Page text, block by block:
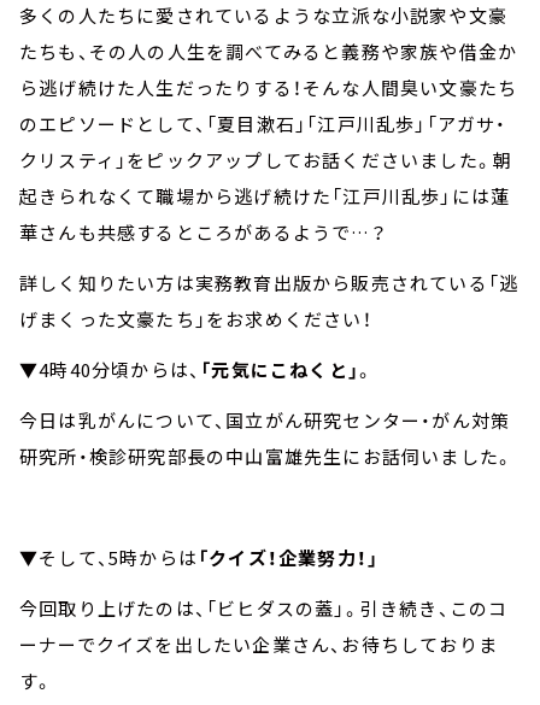
多くの人たちに愛されているような立派な小説家や文豪
たちも、その人の人生を調べてみると義務や家族や借金か
ら逃げ続けた人生だったりする！そんな人間臭い文豪たち
のエピソードとして、「夏目漱石」「江戸川乱歩」「アガサ・
クリスティ」をピックアップしてお話くださいました。朝
起きられなくて職場から逃げ続けた「江戸川乱歩」には蓮
華さんも共感するところがあるようで…？
詳しく知りたい方は実務教育出版から販売されている「逃
げまくった文豪たち」をお求めください！
▼4時40分頃からは、 「元気にこねくと」。
今日は乳がんについて、国立がん研究センター・がん対策
研究所・検診研究部長の中山富雄先生にお話伺いました。
▼そして、5時からは 「クイズ！企業努力！」
今回取り上げたのは、「ビヒダスの蓋」。引き続き、このコ
ーナーでクイズを出したい企業さん、お待ちしておりま
す。